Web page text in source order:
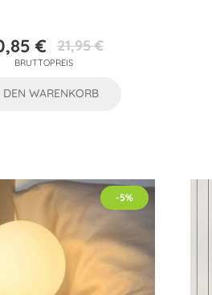
Preis
€Verkaufspreis
21,95 €
BRUTTOPREIS
DEN WARENKORB
-5%